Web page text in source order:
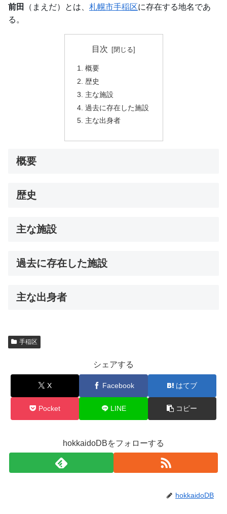
前田 （まえだ）とは、 札幌市手稲区に存在する地名であ
る。
目次
概要
歴史
主な施設
過去に存在した施設
主な出身者
概要
歴史
主な施設
過去に存在した施設
主な出身者
手稲区
シェアする
X Facebook はてブ
Pocket LINE コピー
hokkaidoDBをフォローする
hokkaidoDB